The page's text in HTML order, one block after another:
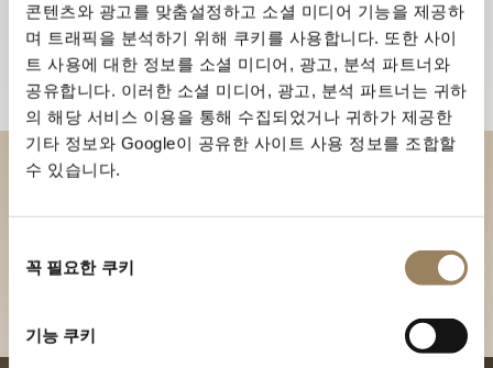
콘텐츠와 광고를 맞춤설정하고 소셜 미디어 기능을 제공하
며 트래픽을 분석하기 위해 쿠키를 사용합니다. 또한 사이
트 사용에 대한 정보를 소셜 미디어, 광고, 분석 파트너와
공유합니다. 이러한 소셜 미디어, 광고, 분석 파트너는 귀하
의 해당 서비스 이용을 통해 수집되었거나 귀하가 제공한
기타 정보와 Google이 공유한 사이트 사용 정보를 조합할
수 있습니다.
꼭 필요한 쿠키
기능 쿠키